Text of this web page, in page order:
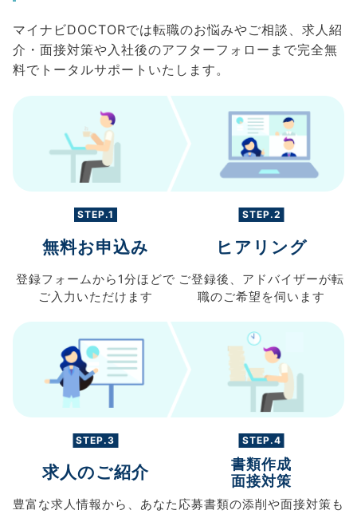
マイナビDOCTORでは転職のお悩みやご相談、求人紹
介・面接対策や入社後のアフターフォローまで完全無
料でトータルサポートいたします。
STEP.1
無料お申込み
登録フォームから 1分ほどで
ご入力 いただけます
STEP.2
ヒアリング
ご登録後、 アドバイザーが転
職のご希望を伺います
STEP.3
求人のご紹介
豊富な求人情報から、 あなた
STEP.4
書類作成
面接対策
応募書類の添削や面接対策も